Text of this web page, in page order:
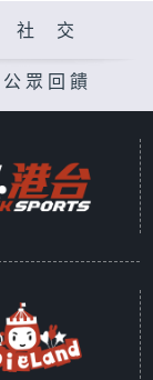
社 交
公眾回饋